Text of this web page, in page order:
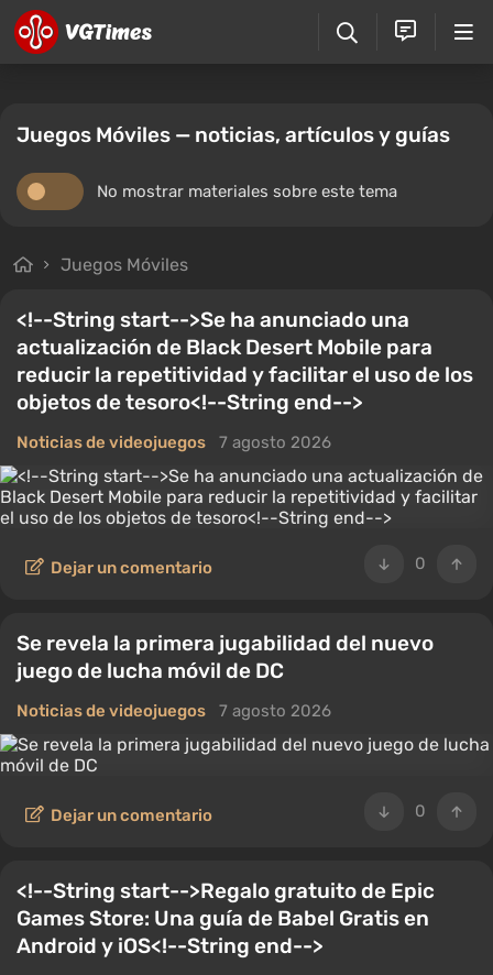
Juegos Móviles — noticias, artículos y guías
No mostrar materiales sobre este tema
Juegos Móviles
<!--String start-->Se ha anunciado una
actualización de Black Desert Mobile para
reducir la repetitividad y facilitar el uso de los
objetos de tesoro<!--String end-->
Noticias de videojuegos 7 agosto 2026
0
Dejar un comentario
Se revela la primera jugabilidad del nuevo
juego de lucha móvil de DC
Noticias de videojuegos 7 agosto 2026
0
Dejar un comentario
<!--String start-->Regalo gratuito de Epic
Games Store: Una guía de Babel Gratis en
Android y iOS<!--String end-->